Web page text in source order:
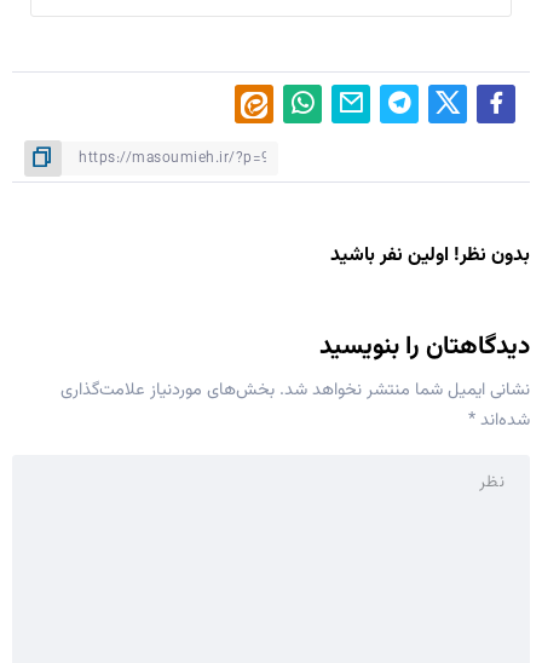
بدون نظر! اولین نفر باشید
دیدگاهتان را بنویسید
نشانی ایمیل شما منتشر نخواهد شد. بخش‌های موردنیاز علامت‌گذاری
شده‌اند*